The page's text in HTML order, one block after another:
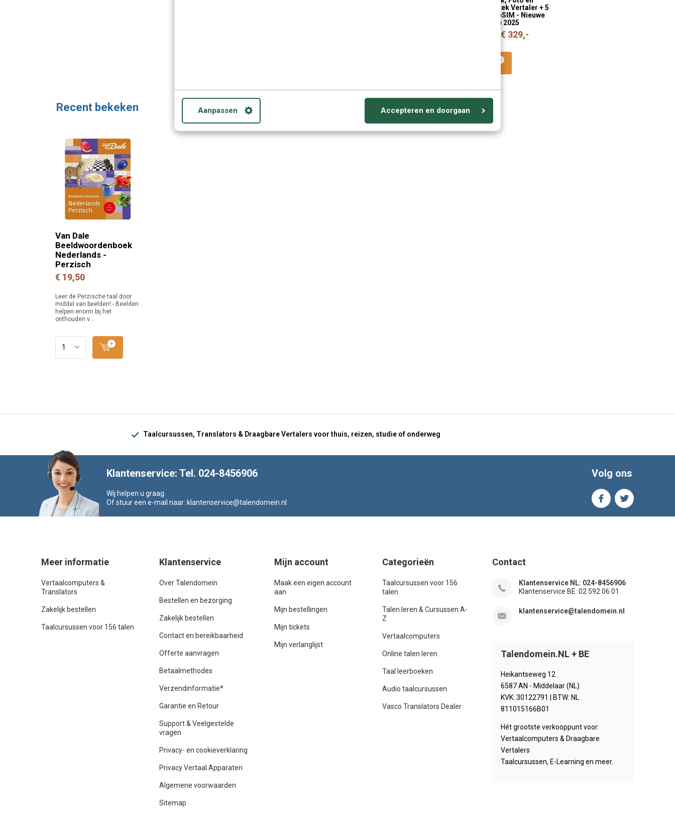
Aanpassen Accepteren en doorgaan
Gesprek Vertaler + 5
Jaar eSIM - Nieuwe
versie 2025
€ 329,-
Recent bekeken
Van Dale
Beeldwoordenboek
Nederlands -
Perzisch
€ 19,50
Leer de Perzische taal door
middel van beelden! - Beelden
helpen enorm bij het
onthouden v...
Taalcursussen, Translators & Draagbare Vertalers voor thuis, reizen, studie of onderweg
Klantenservice: Tel. 024-8456906
Wij helpen u graag.
Of stuur een e-mail naar: klantenservice@talendomein.nl
Volg ons
Meer informatie
Vertaalcomputers &
Translators
Zakelijk bestellen
Taalcursussen voor 156 talen
Klantenservice
Over Talendomein
Bestellen en bezorging
Zakelijk bestellen
Contact en bereikbaarheid
Offerte aanvragen
Betaalmethodes
Verzendinformatie*
Garantie en Retour
Support & Veelgestelde
vragen
Privacy- en cookieverklaring
Privacy Vertaal Apparaten
Algemene voorwaarden
Sitemap
Mijn account
Maak een eigen account
aan
Mijn bestellingen
Mijn tickets
Mijn verlanglijst
Categorieën
Taalcursussen voor 156
talen
Talen leren & Cursussen A-
Z
Vertaalcomputers
Online talen leren
Taal leerboeken
Audio taalcursussen
Vasco Translators Dealer
Contact
Klantenservice NL: 024-8456906
Klantenservice BE: 02 592 06 01
klantenservice@talendomein.nl
Talendomein.NL + BE
Heikantseweg 12
6587 AN - Middelaar (NL)
KVK: 30122791 | BTW: NL
811015166B01
Hét grootste verkooppunt voor:
Vertaalcomputers & Draagbare
Vertalers
Taalcursussen, E-Learning en meer.